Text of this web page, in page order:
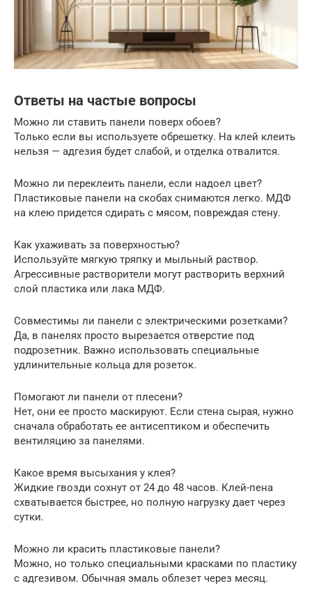
Ответы на частые вопросы
Можно ли ставить панели поверх обоев?
Только если вы используете обрешетку. На клей клеить
нельзя — адгезия будет слабой, и отделка отвалится.
Можно ли переклеить панели, если надоел цвет?
Пластиковые панели на скобах снимаются легко. МДФ
на клею придется сдирать с мясом, повреждая стену.
Как ухаживать за поверхностью?
Используйте мягкую тряпку и мыльный раствор.
Агрессивные растворители могут растворить верхний
слой пластика или лака МДФ.
Совместимы ли панели с электрическими розетками?
Да, в панелях просто вырезается отверстие под
подрозетник. Важно использовать специальные
удлинительные кольца для розеток.
Помогают ли панели от плесени?
Нет, они ее просто маскируют. Если стена сырая, нужно
сначала обработать ее антисептиком и обеспечить
вентиляцию за панелями.
Какое время высыхания у клея?
Жидкие гвозди сохнут от 24 до 48 часов. Клей-пена
схватывается быстрее, но полную нагрузку дает через
сутки.
Можно ли красить пластиковые панели?
Можно, но только специальными красками по пластику
с адгезивом. Обычная эмаль облезет через месяц.